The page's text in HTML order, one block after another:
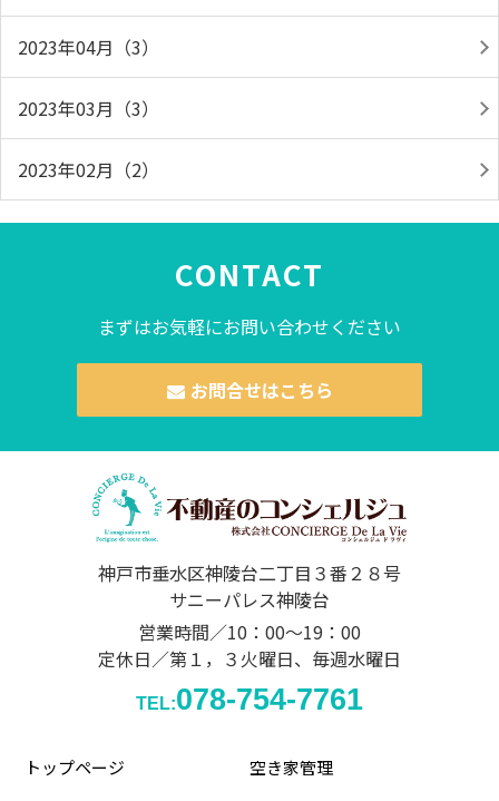
2023年04月（3）
2023年03月（3）
2023年02月（2）
CONTACT
まずはお気軽にお問い合わせください
お問合せはこちら
神戸市垂水区神陵台二丁目３番２８号
サニーパレス神陵台
営業時間／10：00～19：00
定休日／第１，３火曜日、毎週水曜日
TEL:078-754-7761
トップページ 空き家管理